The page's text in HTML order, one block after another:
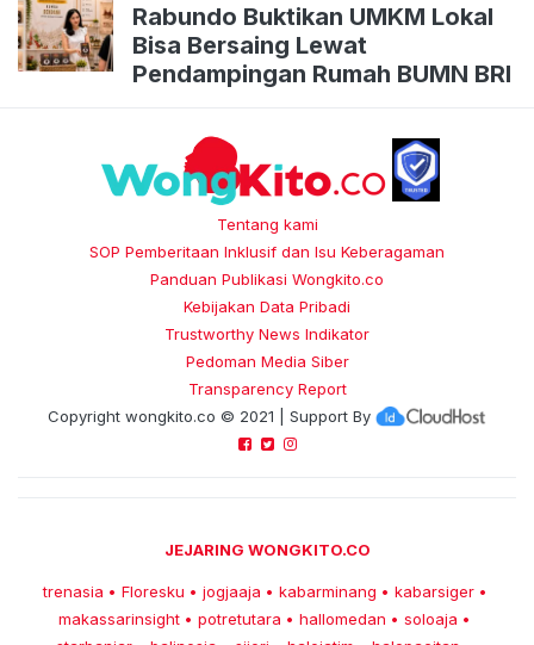
Rabundo Buktikan UMKM Lokal
Bisa Bersaing Lewat
Pendampingan Rumah BUMN BRI
Tentang kami
SOP Pemberitaan Inklusif dan Isu Keberagaman
Panduan Publikasi Wongkito.co
Kebijakan Data Pribadi
Trustworthy News Indikator
Pedoman Media Siber
Transparency Report
Copyright wongkito.co © 2021 | Support By
JEJARING WONGKITO.CO
trenasia • Floresku • jogjaaja • kabarminang • kabarsiger •
makassarinsight • potretutara • hallomedan • soloaja •